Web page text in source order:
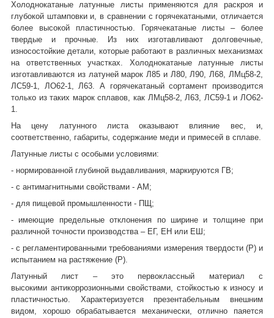
Холоднокатаные латунные листы применяются для раскроя и
глубокой штамповки и, в сравнении с горячекатаными, отличается
более высокой пластичностью. Горячекатаные листы – более
твердые и прочные. Из них изготавливают долговечные,
износостойкие детали, которые работают в различных механизмах
на ответственных участках. Холоднокатаные латунные листы
изготавливаются из латуней марок Л85 и Л80, Л90, Л68, ЛМц58-2,
ЛС59-1, ЛО62-1, Л63. А горячекатаный сортамент производится
только из таких марок сплавов, как ЛМц58-2, Л63, ЛС59-1 и ЛО62-
1.
На цену латунного листа оказывают влияние вес, и,
соответственно, габариты, содержание меди и примесей в сплаве.
Латунные листы с особыми условиями:
- нормированной глубиной выдавливания, маркируются ГВ;
- с антимагнитными свойствами - АМ;
- для пищевой промышленности - ПЩ;
- имеющие предельные отклонения по ширине и толщине при
различной точности производства – ЕГ, ЕН или ЕШ;
- с регламентированными требованиями измерения твердости (Р) и
испытанием на растяжение (Р).
Латунный лист – это первоклассный материал с
высокими антикоррозионными свойствами, стойкостью к износу и
пластичностью. Характеризуется презентабельным внешним
видом, хорошо обрабатывается механически, отлично паяется